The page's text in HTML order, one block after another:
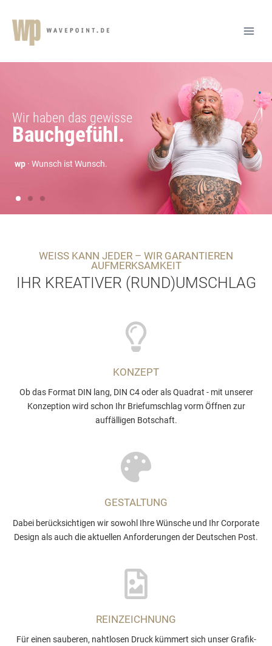
WEISS KANN JEDER – WIR GARANTIEREN A
UFMERKSAMKEIT
IHR KREATIVER (RUND)UMSCHLAG
KONZEPT
Ob das Format DIN lang, DIN C4 oder als Quadrat - mit unserer
Konzeption wird schon Ihr Briefumschlag vorm Öffnen zur
auffälligen Botschaft.
GESTALTUNG
Dabei berücksichtigen wir sowohl Ihre Wünsche und Ihr Corporate
Design als auch die aktuellen Anforderungen der Deutschen Post.
REINZEICHNUNG
Für einen sauberen, nahtlosen Druck kümmert sich unser Grafik-